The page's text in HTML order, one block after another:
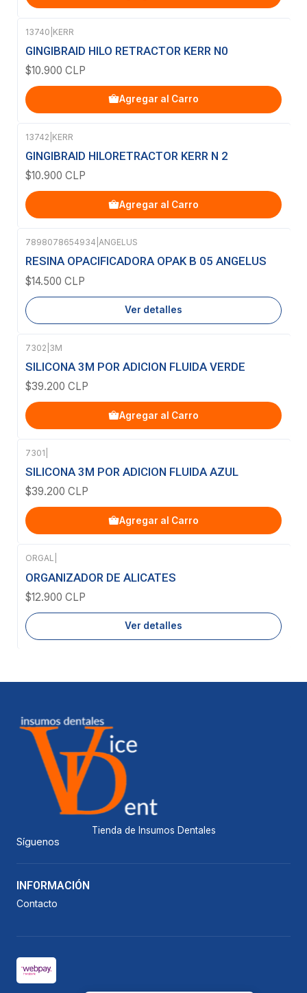
13740 KERR
GINGIBRAID HILO RETRACTOR KERR N0
$10.900 CLP
Agregar al Carro
13742 KERR
GINGIBRAID HILORETRACTOR KERR N 2
$10.900 CLP
Agregar al Carro
Agotado
7898078654934 ANGELUS
RESINA OPACIFICADORA OPAK B 05 ANGELUS
$14.500 CLP
Ver detalles
7302 3M
SILICONA 3M POR ADICION FLUIDA VERDE
$39.200 CLP
Agregar al Carro
7301
SILICONA 3M POR ADICION FLUIDA AZUL
$39.200 CLP
Agregar al Carro
Agotado
ORGAL
ORGANIZADOR DE ALICATES
$12.900 CLP
Ver detalles
Tienda de Insumos Dentales
Síguenos
INFORMACIÓN
Contacto